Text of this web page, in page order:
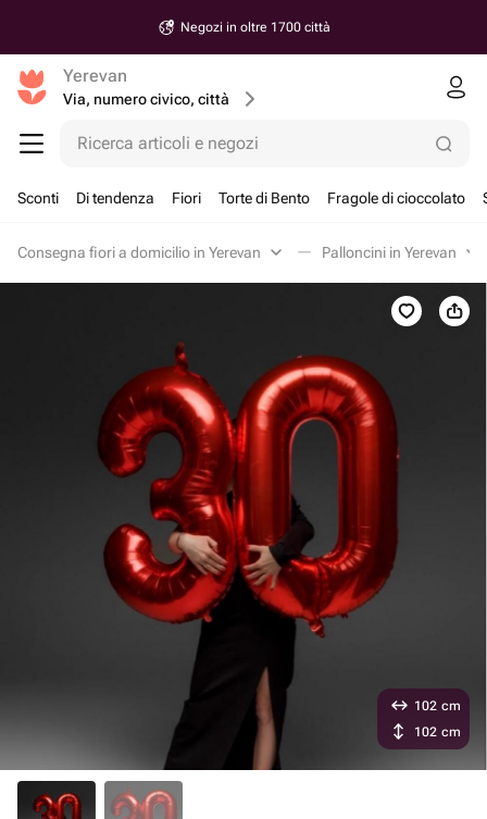
Negozi in oltre 1700 città
Yerevan
Via, numero civico, città
Ricerca articoli e negozi
Sconti Di tendenza Fiori Torte di Bento Fragole di cioccolato
Consegna fiori a domicilio in Yerevan Palloncini in Yerevan
102 cm
102 cm